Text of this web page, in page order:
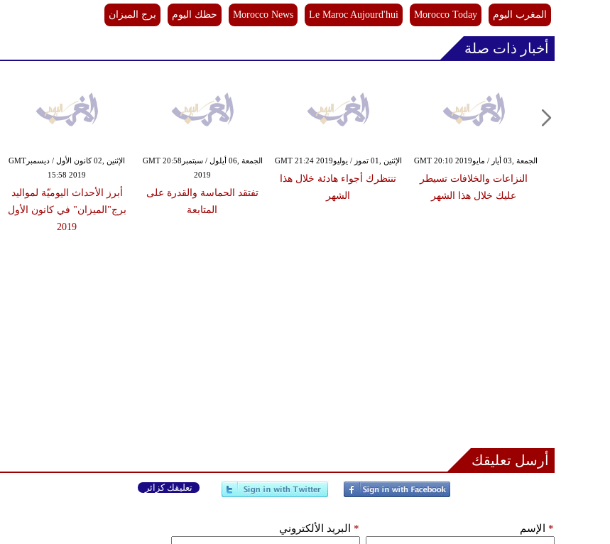
المغرب اليوم Morocco Today
Le Maroc Aujourd'hui
Morocco News حظك اليوم برج الميزان
أخبار ذات صلة
الإثنين ,02 كانون الأول / ديسمبرGMT
15:58 2019
أبرز الأحداث اليوميّة لمواليد
برج"الميزان" في كانون الأول
2019
الجمعة ,06 أيلول / سبتمبرGMT 20:58
2019
تفتقد الحماسة والقدرة على
المتابعة
الإثنين ,01 تموز / يوليوGMT 21:24 2019
تنتظرك أجواء هادئة خلال هذا
الشهر
الجمعة ,03 أيار / مايوGMT 20:10 2019
النزاعات والخلافات تسيطر
عليك خلال هذا الشهر
أرسل تعليقك
تعليقك كزائر
الإسم * البريد الألكتروني *